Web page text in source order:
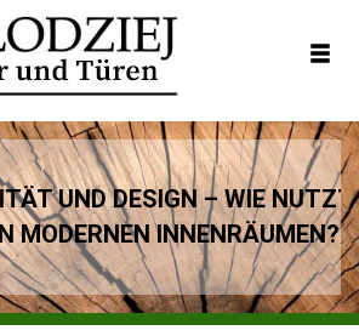
UND DESIGN – WIE
MODERNEN INNENRÄUMEN?